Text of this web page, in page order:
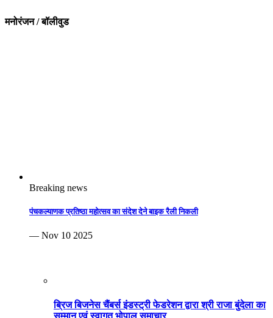
मनोरंजन / बॉलीवुड
Breaking news
पंचकल्याणक प्रतिष्ठा महोत्सव का संदेश देने बाइक रैली निकली
— Nov 10 2025
ब्रिज बिजनेस चैंबर्स इंडस्ट्री फेडरेशन द्वारा श्री राजा बुंदेला का
सम्मान एवं स्वागत भोपाल समाचार